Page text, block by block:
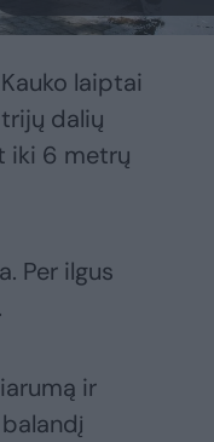
laiptai
dalių
iki 6 metrų
Per ilgus
ir